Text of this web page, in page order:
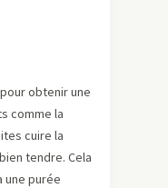
obtenir une
comme la
cuire la
tendre. Cela
une purée